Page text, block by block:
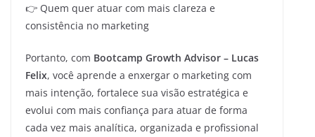
👉 Quem quer atuar com mais clareza e
consistência no marketing
Portanto, com Bootcamp Growth Advisor – Lucas
Felix, você aprende a enxergar o marketing com
mais intenção, fortalece sua visão estratégica e
evolui com mais confiança para atuar de forma
cada vez mais analítica, organizada e profissional